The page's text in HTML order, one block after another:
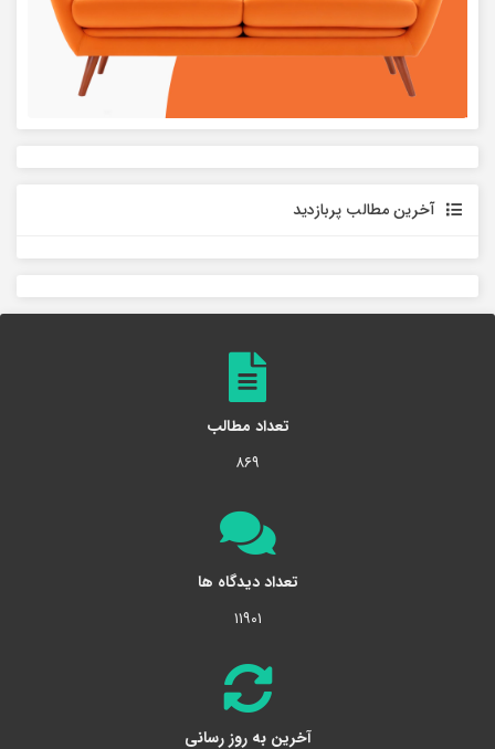
آخرین مطالب پربازدید
تعداد مطالب
۸۶۹
تعداد دیدگاه ها
۱۱۹۰۱
آخرین به روز رسانی